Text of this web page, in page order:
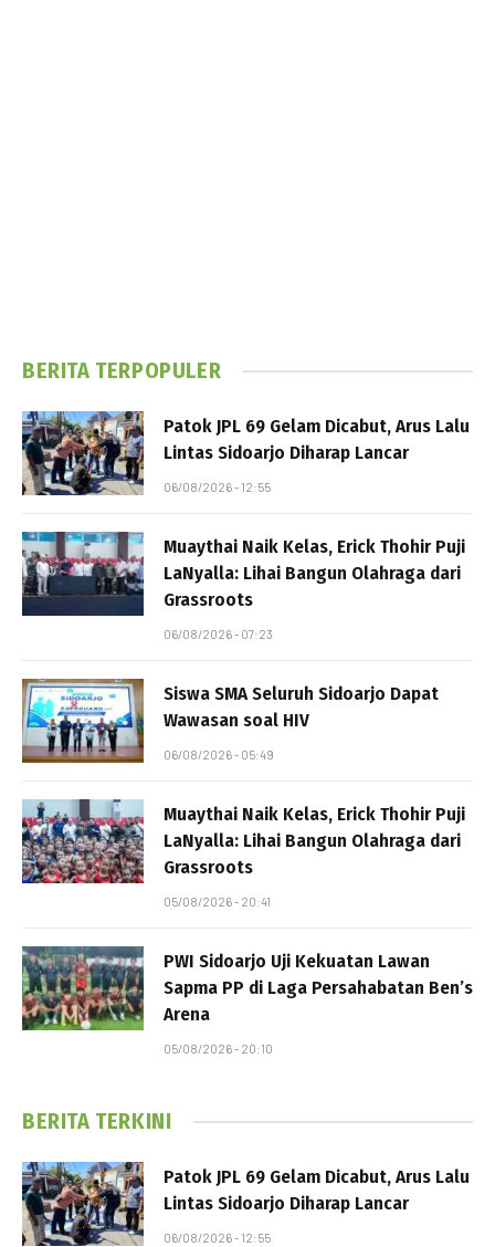
BERITA TERPOPULER
Patok JPL 69 Gelam Dicabut, Arus Lalu
Lintas Sidoarjo Diharap Lancar
06/08/2026 - 12:55
Muaythai Naik Kelas, Erick Thohir Puji
LaNyalla: Lihai Bangun Olahraga dari
Grassroots
06/08/2026 - 07:23
Siswa SMA Seluruh Sidoarjo Dapat
Wawasan soal HIV
06/08/2026 - 05:49
Muaythai Naik Kelas, Erick Thohir Puji
LaNyalla: Lihai Bangun Olahraga dari
Grassroots
05/08/2026 - 20:41
PWI Sidoarjo Uji Kekuatan Lawan
Sapma PP di Laga Persahabatan Ben’s
Arena
05/08/2026 - 20:10
BERITA TERKINI
Patok JPL 69 Gelam Dicabut, Arus Lalu
Lintas Sidoarjo Diharap Lancar
06/08/2026 - 12:55